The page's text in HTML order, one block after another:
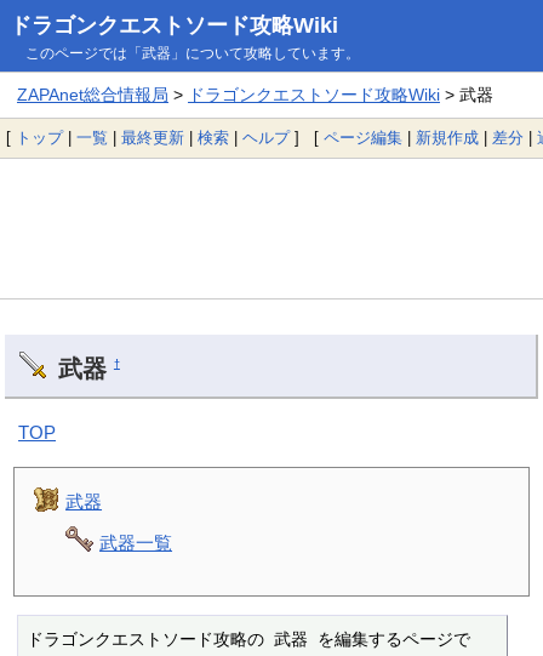
ドラゴンクエストソード攻略Wiki
このページでは「武器」について攻略しています。
ZAPAnet総合情報局 > ドラゴンクエストソード攻略Wiki> 武器
[ トップ| 一覧 | 最終更新 | 検索 | ヘルプ] [ ページ編集 | 新規作成 | 差分 |
武器 †
TOP
武器
武器一覧
ドラゴンクエストソード攻略の 武器 を編集するページで